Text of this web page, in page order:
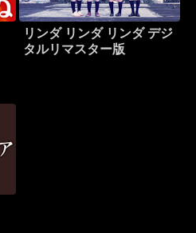
リンダ リンダ リンダ デジ
タルリマスター版